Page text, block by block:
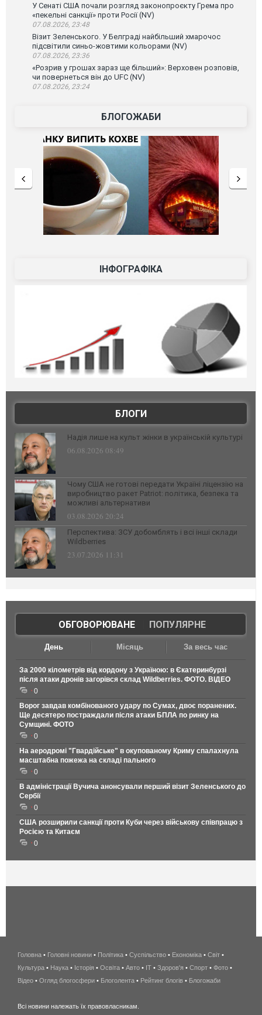
У Сенаті США почали розгляд законопроєкту Грема про
«пекельні санкції» проти Росії (NV)
07.08.2026, 23:48
Візит Зеленського. У Белграді найбільший хмарочос
підсвітили синьо-жовтими кольорами (NV)
07.08.2026, 23:36
«Розрив у грошах зараз ще більший»: Верховен розповів,
чи повернеться він до UFC (NV)
07.08.2026, 23:24
БЛОГОЖАБИ
ІНФОГРАФІКА
БЛОГИ
Надія лише на культ жінки в українській культурі
06.08.2026 08:49
Чому США не готові передати Україні ліцензію на
виробництво ракет Patriot: політика, безпека та
можливі альтернативи
03.08.2026 20:24
Перспектива: ЗСУ добомблять і всі інші склади
Wildberries
23.07.2026 11:31
ОБГОВОРЮВАНЕ| ПОПУЛЯРНЕ
День Місяць За весь час
За 2000 кілометрів від кордону з Україною: в Єкатеринбурзі
після атаки дронів загорівся склад Wildberries. ФОТО. ВІДЕО
0
Ворог завдав комбінованого удару по Сумах, двоє поранених.
Ще десятеро постраждали після атаки БПЛА по ринку на
Сумщині. ФОТО
0
На аеродромі "Гвардійське" в окупованому Криму спалахнула
масштабна пожежа на складі пального
0
В адміністрації Вучича анонсували перший візит Зеленського до
Сербії
0
США розширили санкції проти Куби через військову співпрацю з
Росією та Китаєм
0
беспроводной
интернет
киев
Головна • Головні новини • Політика • Суспільство • Економіка • Світ •
Культура • Наука • Історія • Освіта • Авто • IT • Здоров'я • Спорт • Фото •
Відео • Огляд блогосфери • Блоголента • Рейтинг блогів • Блогожаби
Всі новини належать їх правовласникам.